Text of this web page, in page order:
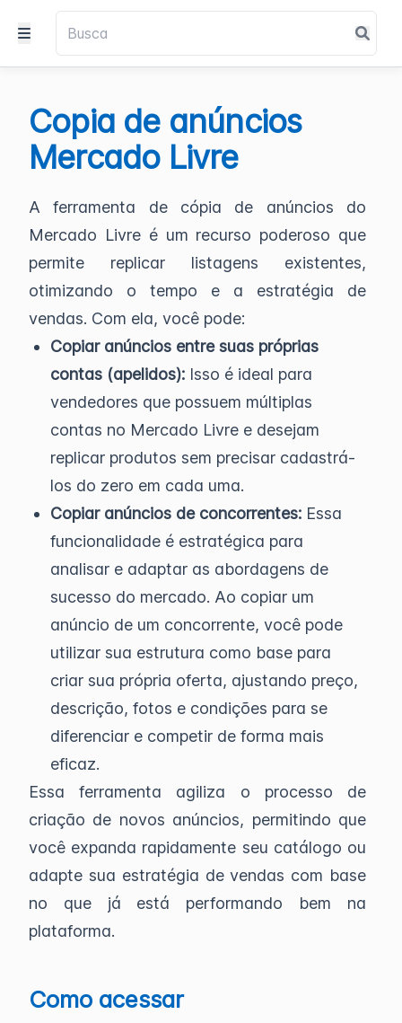
Copia de anúncios
Mercado Livre
A ferramenta de cópia de anúncios do
Mercado Livre é um recurso poderoso que
permite replicar listagens existentes,
otimizando o tempo e a estratégia de
vendas. Com ela, você pode:
Copiar anúncios entre suas próprias
contas (apelidos): Isso é ideal para
vendedores que possuem múltiplas
contas no Mercado Livre e desejam
replicar produtos sem precisar cadastrá-
los do zero em cada uma.
Copiar anúncios de concorrentes: Essa
funcionalidade é estratégica para
analisar e adaptar as abordagens de
sucesso do mercado. Ao copiar um
anúncio de um concorrente, você pode
utilizar sua estrutura como base para
criar sua própria oferta, ajustando preço,
descrição, fotos e condições para se
diferenciar e competir de forma mais
eficaz.
Essa ferramenta agiliza o processo de
criação de novos anúncios, permitindo que
você expanda rapidamente seu catálogo ou
adapte sua estratégia de vendas com base
no que já está performando bem na
plataforma.
Como acessar